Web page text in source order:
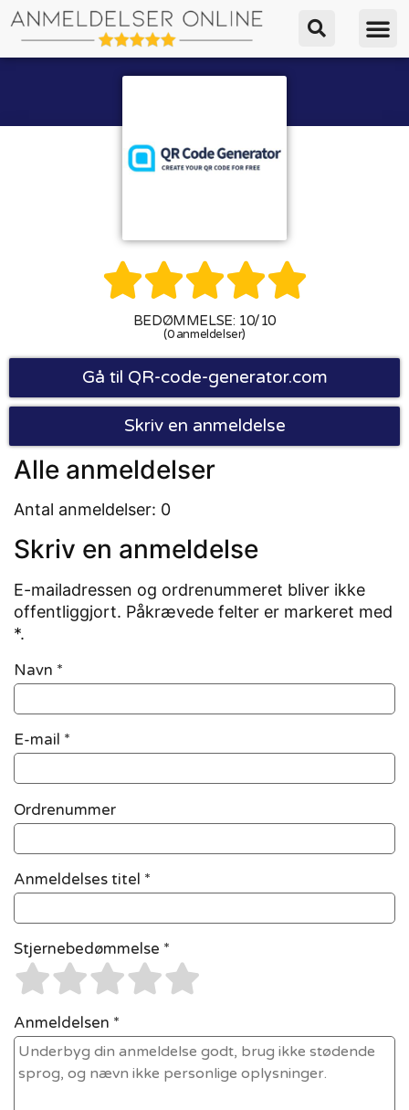

BEDØMMELSE: 10/10
(0 anmeldelser)
Gå til QR-code-generator.com
Skriv en anmeldelse
Alle anmeldelser
Antal anmeldelser: 0
Skriv en anmeldelse
E-mailadressen og ordrenummeret bliver ikke
offentliggjort. Påkrævede felter er markeret med
*.
Navn *
E-mail *
Ordrenummer
Anmeldelses titel *
Stjernebedømmelse *
Anmeldelsen *